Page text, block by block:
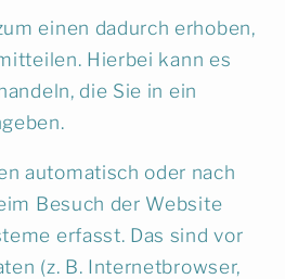
einen dadurch erhoben,
Hierbei kann es
die Sie in ein
automatisch oder nach
Besuch der Website
erfasst. Das sind vor
(z. B. Internetbrowser,